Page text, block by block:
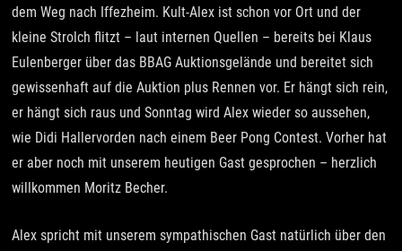
dem Weg nach Iffezheim. Kult-Alex ist schon vor Ort und der
kleine Strolch flitzt – laut internen Quellen – bereits bei Klaus
Eulenberger über das BBAG Auktionsgelände und bereitet sich
gewissenhaft auf die Auktion plus Rennen vor. Er hängt sich rein,
er hängt sich raus und Sonntag wird Alex wieder so aussehen,
wie Didi Hallervorden nach einem Beer Pong Contest. Vorher hat
er aber noch mit unserem heutigen Gast gesprochen – herzlich
willkommen Moritz Becher.
Alex spricht mit unserem sympathischen Gast natürlich über den